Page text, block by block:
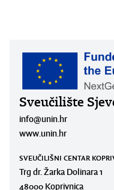
Sveučilište
info@unin.hr
www.unin.hr
SVEUČILIŠNI CENTAR
Trg dr. Žarka Dolinara 1
48000 Koprivnica